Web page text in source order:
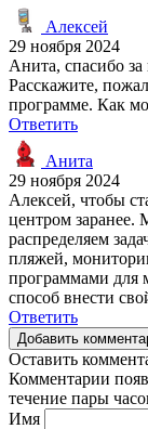
Алексей
29 ноября 2024
Анита, спасибо
Расскажите,
программе. Как
Ответить
Анита
29 ноября 2024
Алексей, чтобы
центром
распределяем
пляжей,
программами для
способ внести
Ответить
Добавить
Оставить
Комментарии
течение пары
Имя